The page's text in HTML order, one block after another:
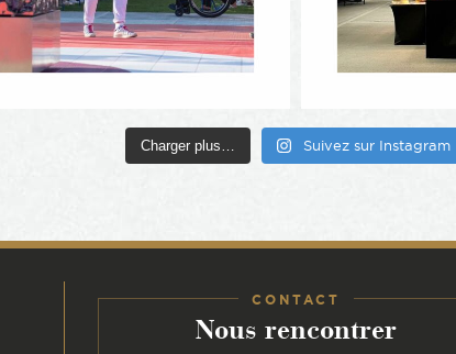
Charger plus… Suivez sur Instagram
CONTACT
Nous rencontrer